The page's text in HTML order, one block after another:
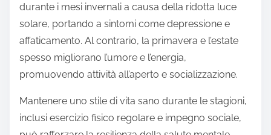
durante i mesi invernali a causa della ridotta luce
solare, portando a sintomi come depressione e
affaticamento. Al contrario, la primavera e l’estate
spesso migliorano l’umore e l’energia,
promuovendo attività all’aperto e socializzazione.
Mantenere uno stile di vita sano durante le stagioni,
inclusi esercizio fisico regolare e impegno sociale,